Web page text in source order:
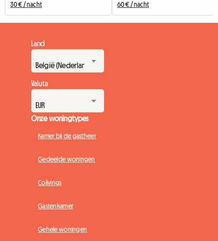
30 € / nacht 60 € / nacht
Land
Valuta
Onze woningtypes
Kamer bij de gastheer
Gedeelde woningen
Colivings
Gastenkamer
Gehele woningen